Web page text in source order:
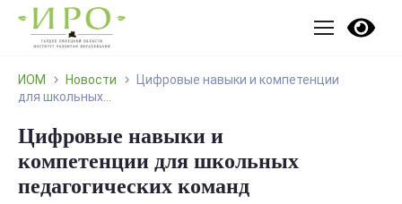
ИОМ Новости
Цифровые навыки и компетенции
для школьных...
Цифровые навыки и
компетенции для школьных
педагогических команд